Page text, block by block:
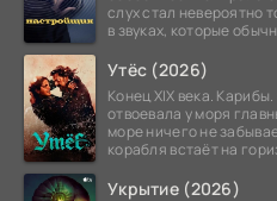
слух стал невероятно
в звуках, которые
Утёс (2026)
Конец XIX века.
отвоевала у моря
море ничего не
корабля встаёт на
Укрытие (2026)